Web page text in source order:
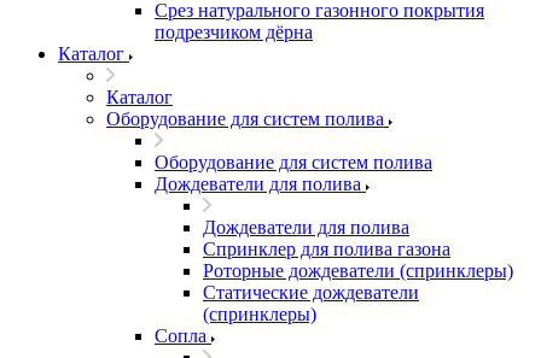
Срез натурального газонного покрытия
подрезчиком дёрна
Каталог
Каталог
Оборудование для систем полива
Оборудование для систем полива
Дождеватели для полива
Дождеватели для полива
Cпринклер для полива газона
Роторные дождеватели (спринклеры)
Статические дождеватели
(спринклеры)
Сопла